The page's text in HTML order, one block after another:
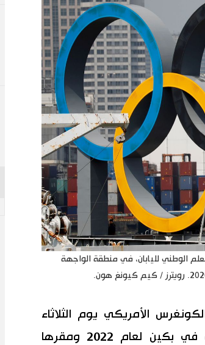
الوطني لليابان، في منطقة الواجهة
الأمريكي يوم الثلاثاء
الشركات الراعية لدورة الألعاب الأولمبية الشتوية في بكين لعام 2022 ومقرها